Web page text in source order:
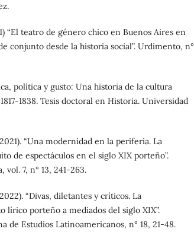
“El teatro de género chico en Buenos Aires en
conjunto desde la historia social”. Urdimento, n°
política y gusto: Una historia de la cultura
1838. Tesis doctoral en Historia. Universidad
“Una modernidad en la periferia. La
de espectáculos en el siglo XIX porteño”.
vol. 7, n° 13, 241-263.
“Divas, diletantes y críticos. La
lírico porteño a mediados del siglo XIX”.
de Estudios Latinoamericanos, n° 18, 21-48.